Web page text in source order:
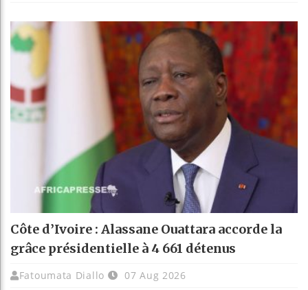
Côte d’Ivoire : Alassane Ouattara accorde la
grâce présidentielle à 4 661 détenus
Fatoumata Diallo 07 Aug 2026